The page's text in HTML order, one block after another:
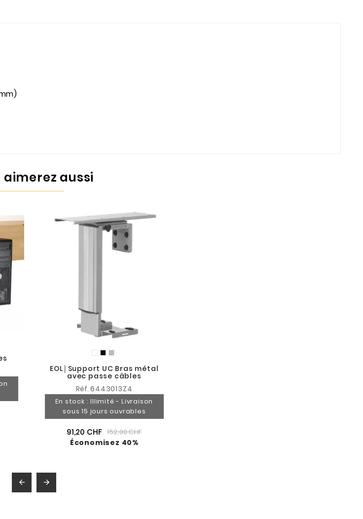
aimerez aussi
EOL│Support UC Bras métal
avec passe câbles
Réf.6443013Z4
En stock : Illimité - Livraison
sous 15 jours ouvrables
91,20 CHF 152,00 CHF
Économisez 40%
 